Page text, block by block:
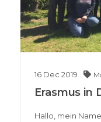
16 Dec 2019
Erasmus in
Hallo, mein